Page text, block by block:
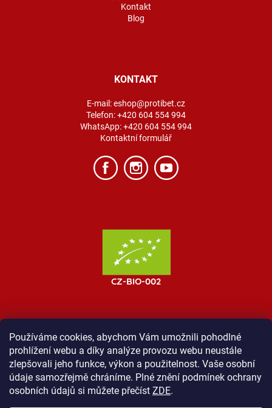
Používáme cookies, abychom Vám umožnili pohodlné
prohlížení webu a díky analýze provozu webu neustále
zlepšovali jeho funkce, výkon a použitelnost. Vaše osobní
údaje samozřejmě chráníme. Plné znění podmínek ochrany
osobních údajů si můžete přečíst ZDE.
Kontakt
Blog
KONTAKT
E-mail:eshop@protibet.cz
Telefon:+420 604 554 994
WhatsApp:+420 604 554 994
Kontaktní formulář
MOST ProTibet Vše o nákupu
Obchodní podmínky
Zásady ochrany osobních údajů
Kontakt